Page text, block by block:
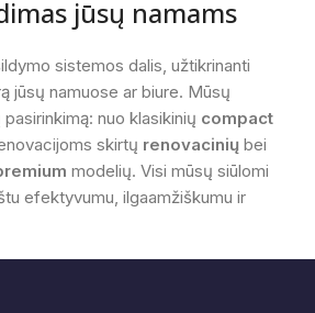
jūsų namams
sistemos dalis, užtikrinanti
jūsų namuose ar biure. Mūsų
nuo klasikinių compact
skirtų renovacinių bei
modelių. Visi mūsų siūlomi
efektyvumu, ilgaamžiškumu ir